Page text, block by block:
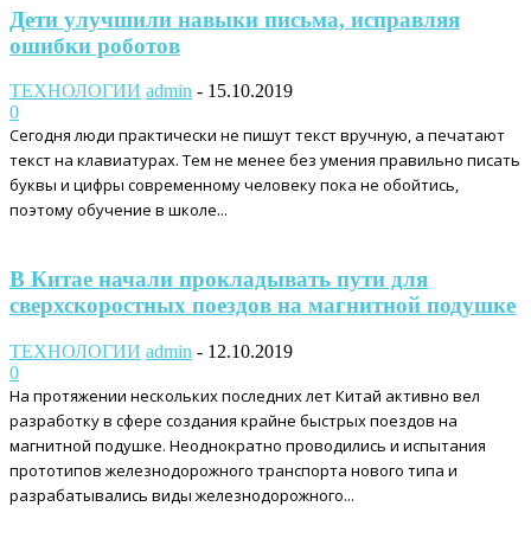
Дети улучшили навыки письма, исправляя
ошибки роботов
ТЕХНОЛОГИИ admin - 15.10.2019
0
Сегодня люди практически не пишут текст вручную, а печатают
текст на клавиатурах. Тем не менее без умения правильно писать
буквы и цифры современному человеку пока не обойтись,
поэтому обучение в школе...
В Китае начали прокладывать пути для
сверхскоростных поездов на магнитной подушке
ТЕХНОЛОГИИ admin - 12.10.2019
0
На протяжении нескольких последних лет Китай активно вел
разработку в сфере создания крайне быстрых поездов на
магнитной подушке. Неоднократно проводились и испытания
прототипов железнодорожного транспорта нового типа и
разрабатывались виды железнодорожного...